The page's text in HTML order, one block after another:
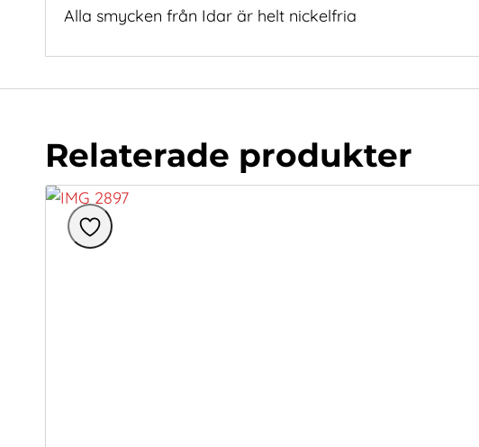
Alla smycken från Idar är helt nickelfria
Relaterade produkter